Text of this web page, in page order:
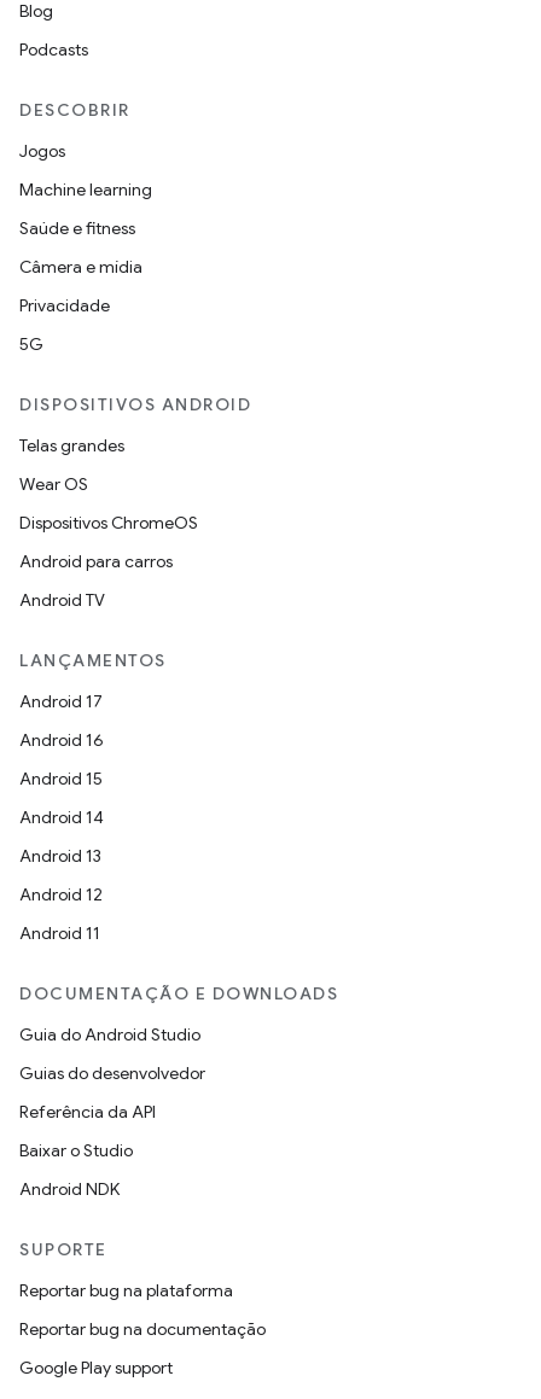
Blog
Podcasts
DESCOBRIR
Jogos
Machine learning
Saúde e fitness
Câmera e mídia
Privacidade
5G
DISPOSITIVOS ANDROID
Telas grandes
Wear OS
Dispositivos ChromeOS
Android para carros
Android TV
LANÇAMENTOS
Android 17
Android 16
Android 15
Android 14
Android 13
Android 12
Android 11
DOCUMENTAÇÃO E DOWNLOADS
Guia do Android Studio
Guias do desenvolvedor
Referência da API
Baixar o Studio
Android NDK
SUPORTE
Reportar bug na plataforma
Reportar bug na documentação
Google Play support